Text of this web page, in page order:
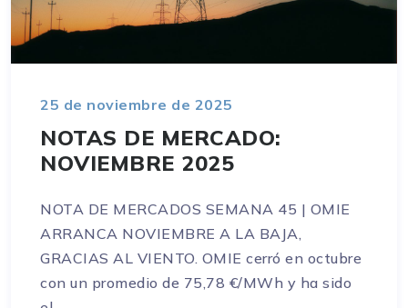
25 de noviembre de 2025
NOTAS DE MERCADO:
NOVIEMBRE 2025
NOTA DE MERCADOS SEMANA 45 | OMIE
ARRANCA NOVIEMBRE A LA BAJA,
GRACIAS AL VIENTO. OMIE cerró en octubre
con un promedio de 75,78 €/MWh y ha sido